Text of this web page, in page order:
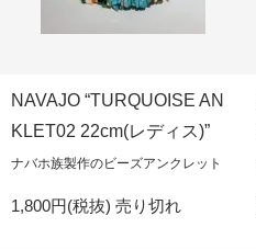
NAVAJO “TURQUOISE AN
KLET02 22cm(レディス)”
ナバホ族製作のビーズアンクレット
1,800円(税抜) 売り切れ